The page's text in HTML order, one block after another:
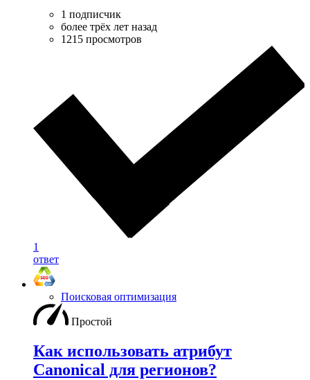
1 подписчик
более трёх лет назад
1215 просмотров
1
ответ
Поисковая оптимизация
Простой
Как использовать атрибут
Canonical для регионов?